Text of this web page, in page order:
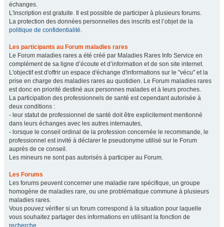
échanges.
L'inscription est gratuite. Il est possible de participer à plusieurs forums.
La protection des données personnelles des inscrits est l’objet de la
politique de confidentialité.
Les participants au Forum maladies rares
Le Forum maladies rares a été créé par Maladies Rares Info Service en
complément de sa ligne d’écoute et d’information et de son site internet.
L'objectif est d'offrir un espace d'échange d'informations sur le "vécu" et la
prise en charge des maladies rares au quotidien. Le Forum maladies rares
est donc en priorité destiné aux personnes malades et à leurs proches.
La participation des professionnels de santé est cependant autorisée à
deux conditions :
- leur statut de professionnel de santé doit être explicitement mentionné
dans leurs échanges avec les autres internautes,
- lorsque le conseil ordinal de la profession concernée le recommande, le
professionnel est invité à déclarer le pseudonyme utilisé sur le Forum
auprès de ce conseil.
Les mineurs ne sont pas autorisés à participer au Forum.
Les Forums
Les forums peuvent concerner une maladie rare spécifique, un groupe
homogène de maladies rare, ou une problématique commune à plusieurs
maladies rares.
Vous pouvez vérifier si un forum correspond à la situation pour laquelle
vous souhaitez partager des informations en utilisant la fonction de
recherche.